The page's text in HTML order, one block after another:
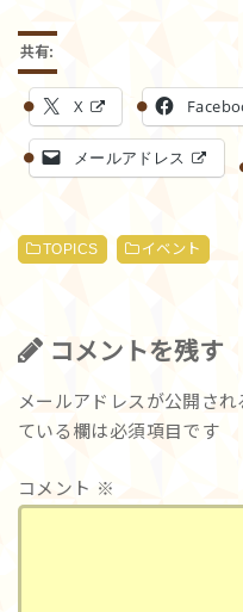
共有:
X
メールアドレス
TOPICS イベント
コメントを残す
メールアドレスが公開され
ている欄は必須項目です
コメント ※